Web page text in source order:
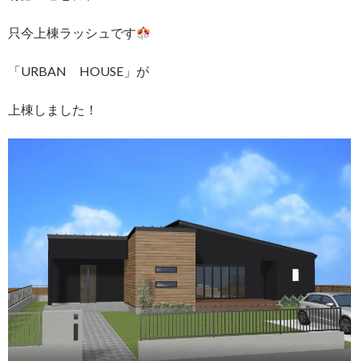
只今上棟ラッシュです
「URBAN HOUSE」が
上棟しました！